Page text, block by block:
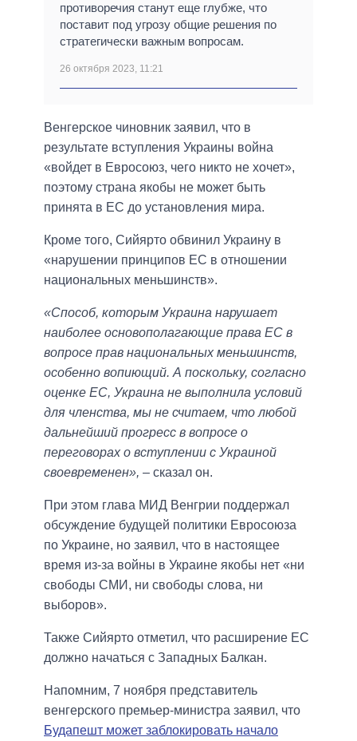
противоречия станут еще глубже, что
поставит под угрозу общие решения по
стратегически важным вопросам.
26 октября 2023, 11:21
Венгерское чиновник заявил, что в
результате вступления Украины война
«войдет в Евросоюз, чего никто не хочет»,
поэтому страна якобы не может быть
принята в ЕС до установления мира.
Кроме того, Сийярто обвинил Украину в
«нарушении принципов ЕС в отношении
национальных меньшинств».
«Способ, которым Украина нарушает
наиболее основополагающие права ЕС в
вопросе прав национальных меньшинств,
особенно вопиющий. А поскольку, согласно
оценке ЕС, Украина не выполнила условий
для членства, мы не считаем, что любой
дальнейший прогресс в вопросе о
переговорах о вступлении с Украиной
своевременен», – сказал он.
При этом глава МИД Венгрии поддержал
обсуждение будущей политики Евросоюза
по Украине, но заявил, что в настоящее
время из-за войны в Украине якобы нет «ни
свободы СМИ, ни свободы слова, ни
выборов».
Также Сийярто отметил, что расширение ЕС
должно начаться с Западных Балкан.
Напомним, 7 ноября представитель
венгерского премьер-министра заявил, что
Будапешт может заблокировать начало